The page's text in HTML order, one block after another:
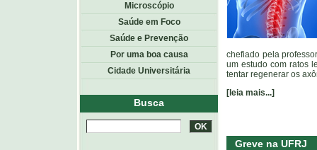
chefiado pela
um estudo com ratos
tentar regenerar os
[leia mais...]
Greve na UFRJ
Microscópio
Saúde em Foco
Saúde e Prevenção
Por uma boa causa
Cidade Universitária
Busca